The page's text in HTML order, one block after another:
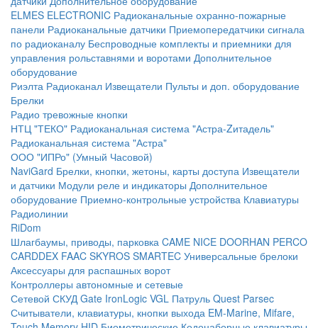
ELMES ELECTRONIC Радиоканальные охранно-пожарные
панели Радиоканальные датчики Приемопередатчики сигнала
по радиоканалу Беспроводные комплекты и приемники для
управления рольставнями и воротами Дополнительное
оборудование
Риэлта Радиоканал Извещатели Пульты и доп. оборудование
Брелки
Радио тревожные кнопки
НТЦ "ТЕКО" Радиоканальная система "Астра-Zитадель"
Радиоканальная система "Астра"
ООО "ИПРо" (Умный Часовой)
NaviGard Брелки, кнопки, жетоны, карты доступа Извещатели
и датчики Модули реле и индикаторы Дополнительное
оборудование Приемно-контрольные устройства Клавиатуры
Радиолинии
RiDom
Шлагбаумы, приводы, парковка CAME NICE DOORHAN PERCO
CARDDEX FAAC SKYROS SMARTEC Универсальные брелоки
Аксессуары для распашных ворот
Контроллеры автономные и сетевые
Сетевой СКУД Gate IronLogic VGL Патруль Quest Parsec
Считыватели, клавиатуры, кнопки выхода EM-Marine, Mifare,